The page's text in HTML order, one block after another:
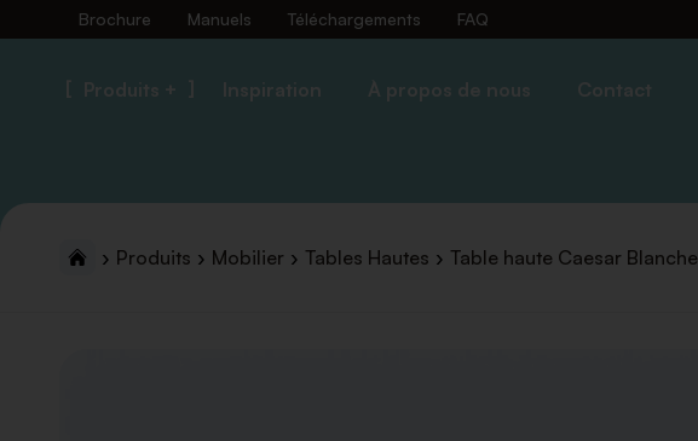
Brochure Manuels Téléchargements FAQ
Produits + Inspiration À propos de nous Contact
Produits Mobilier Tables Hautes Table haute Caesar Blanche